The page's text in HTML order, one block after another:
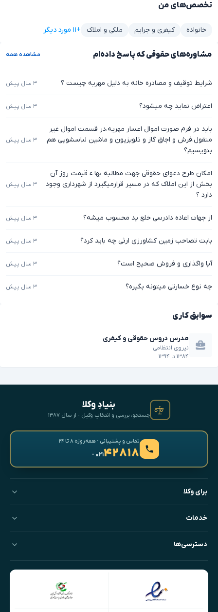
تخصص‌های من
خانواده کیفری و جرایم ملکی و املاک +۱۱ مورد دیگر
مشاوره‌های حقوقی که پاسخ داده‌ام مشاهده همه
شرایط توقیف و مصادره خانه به دلیل مهریه چیست ؟ ۳ سال پیش
اعتراض نماید چه میشود؟ ۳ سال پیش
باید در فرم صورت اموال اعسار مهریه،در قسمت اموال غیر
منقول،فرش و اجاق گاز و تلویزیون و ماشین لباسشویی هم
بنویسیم؟
۳ سال پیش
امکان طرح دعوای حقوقی جهت مطالبه بها ء قیمت روز آن
بخش از این املاک که در مسیر قرارمیگیرد از شهرداری وجود
دارد ؟
۳ سال پیش
از جهات اعاده دادرسی خلع ید محسوب میشه؟ ۳ سال پیش
بابت تصاحب زمین کشاورزی ارثی چه باید کرد؟ ۳ سال پیش
آیا واگذاری و فروش صحیح است؟ ۳ سال پیش
چه نوع خسارتی میتونه بگیره؟ ۳ سال پیش
سوابق کاری
مدرس دروس حقوقی و کیفری
نیروی انتظامی
۱۳۸۴ تا ۱۳۹۴
بنیادِ وکلا
جستجو، بررسی و انتخابِ وکیل · از سال ۱۳۸۷
تماس و پشتیبانی · همه‌روزه ۸ تا ۲۴
۴۲۸۱۸- ۰۲۱
برای وکلا
خدمات
دسترسی‌ها